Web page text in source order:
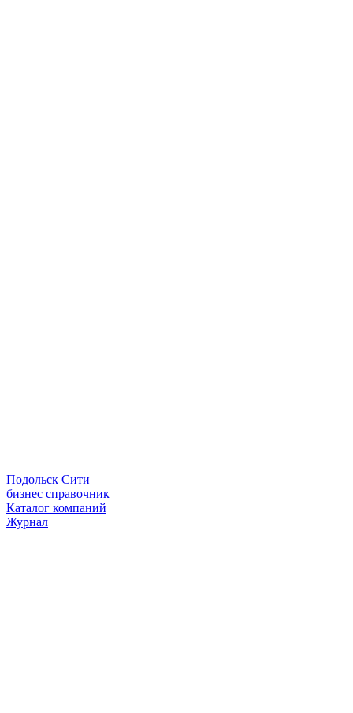
Подольск Сити
бизнес справочник
Каталог компаний
Журнал